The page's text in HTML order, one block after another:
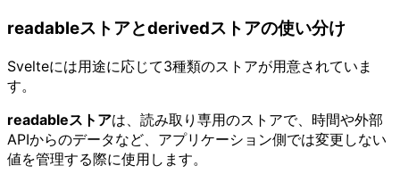
readableストアとderivedストアの使い分け
Svelteには用途に応じて3種類のストアが用意されていま
す。
readableストアは、読み取り専用のストアで、時間や外部
APIからのデータなど、アプリケーション側では変更しない
値を管理する際に使用します。